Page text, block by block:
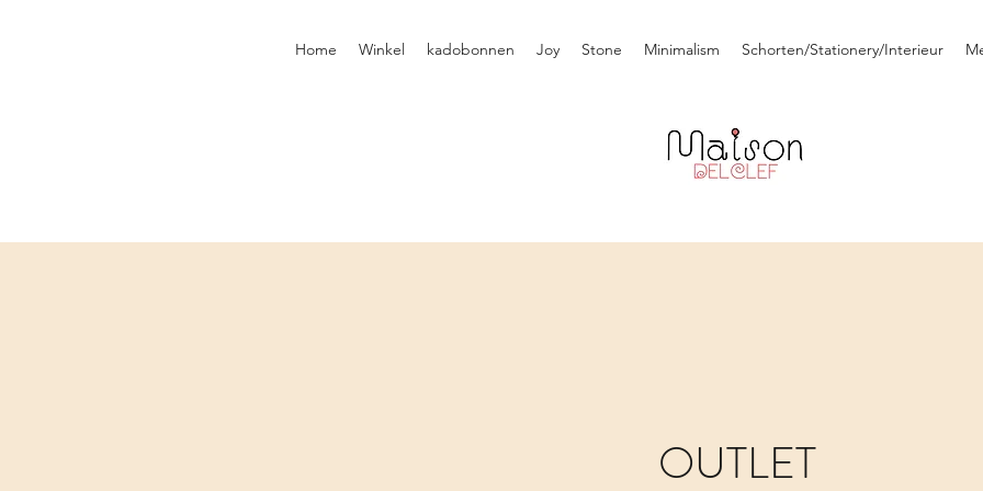
Home Winkel kadobonnen Joy Stone Minimalism Schorten/Stationery/Interieur
OUTLET